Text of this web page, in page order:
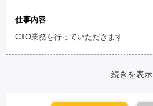
仕事内容
CTO業務を行っていただきます
続きを表示